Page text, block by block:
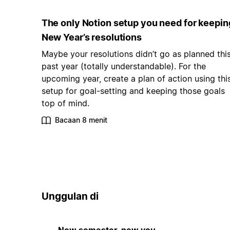
The only Notion setup you need for
New Year’s resolutions
Maybe your resolutions didn’t go as planned
past year (totally understandable). For the
upcoming year, create a plan of action using
setup for goal-setting and keeping those goals
top of mind.
Bacaan 8 menit
Unggulan di